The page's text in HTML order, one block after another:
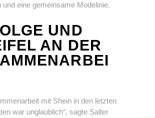
und eine gemeinsame Modelinie.
UND
AN DER
mit Shein in den letzten
war unglaublich“, sagte Salter